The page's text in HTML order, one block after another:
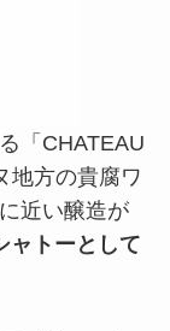
「CHATEAU
地方の貴腐ワ
近い醸造が
ャトーとして